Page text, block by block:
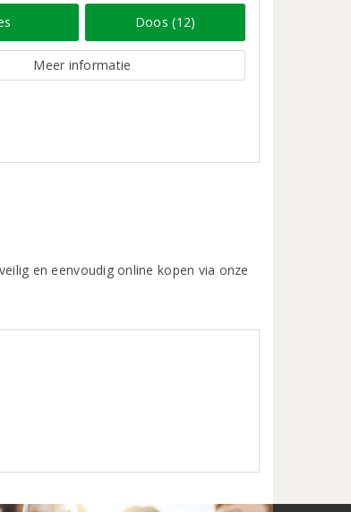
Doos (12)
Meer informatie
en eenvoudig online kopen via onze